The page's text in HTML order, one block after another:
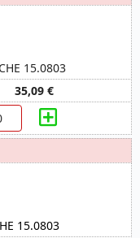
15.0803
35,09 €
15.0803